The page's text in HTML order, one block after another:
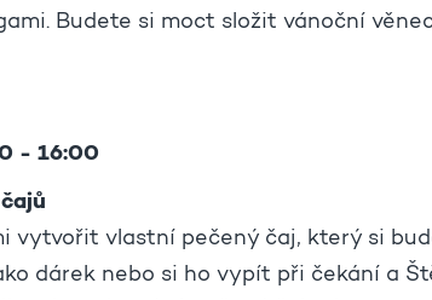
Budete si moct složit vánoční
- 16:00
vytvořit vlastní pečený čaj, který si
dárek nebo si ho vypít při čekání a